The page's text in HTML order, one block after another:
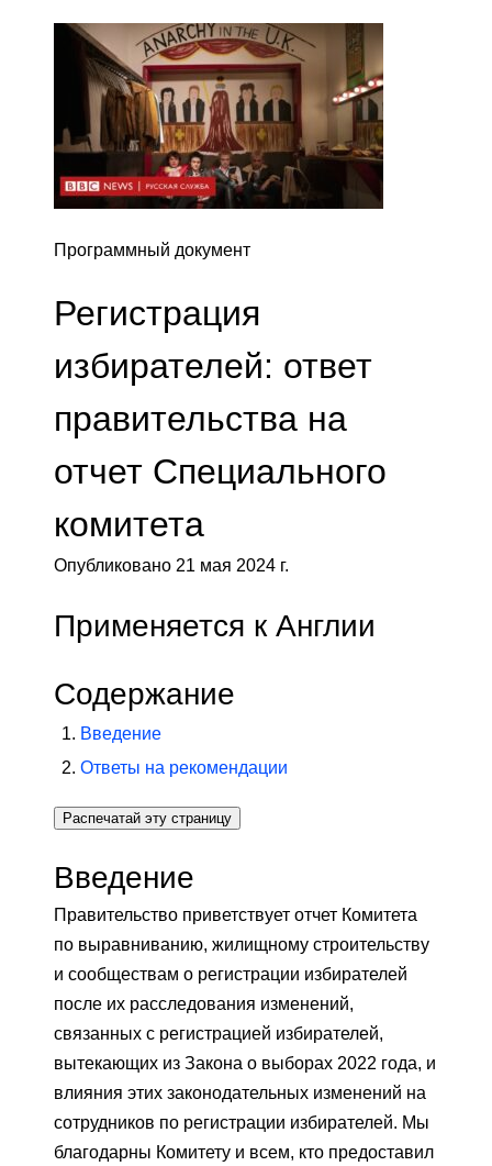
Программный документ
Регистрация
избирателей: ответ
правительства на
отчет Специального
комитета
Опубликовано 21 мая 2024 г.
Применяется к Англии
Содержание
Введение
Ответы на рекомендации
Распечатай эту страницу
Введение
Правительство приветствует отчет Комитета
по выравниванию, жилищному строительству
и сообществам о регистрации избирателей
после их расследования изменений,
связанных с регистрацией избирателей,
вытекающих из Закона о выборах 2022 года, и
влияния этих законодательных изменений на
сотрудников по регистрации избирателей. Мы
благодарны Комитету и всем, кто предоставил